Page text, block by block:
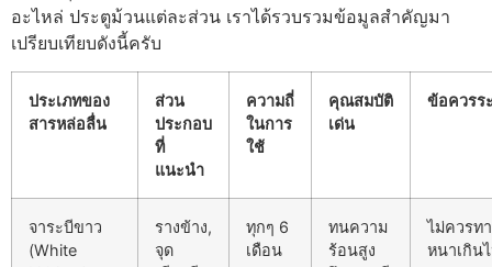
อะไหล่ ประตูม้วนแต่ละส่วน เราได้รวบรวมข้อมูลสำคัญมา
เปรียบเทียบดังนี้ครับ
ประเภทของ
สารหล่อลื่น
ส่วน
ประกอบ
ที่
แนะนำ
ความถี่
ในการ
ใช้
คุณสมบัติ
เด่น
ข้อควรร
จาระบีขาว
(White
รางข้าง,
จุด
ทุกๆ 6
เดือน
ทนความ
ร้อนสูง
ไม่ควรทา
หนาเกิน